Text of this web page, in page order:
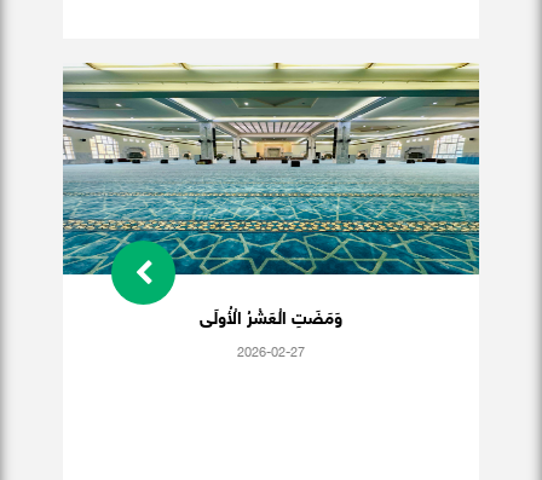
وَمَضَتِ الْعَشْرُ الْأُولَى
2026-02-27